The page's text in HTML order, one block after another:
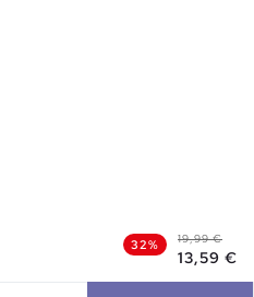
32% 19,99 €
13,59 €